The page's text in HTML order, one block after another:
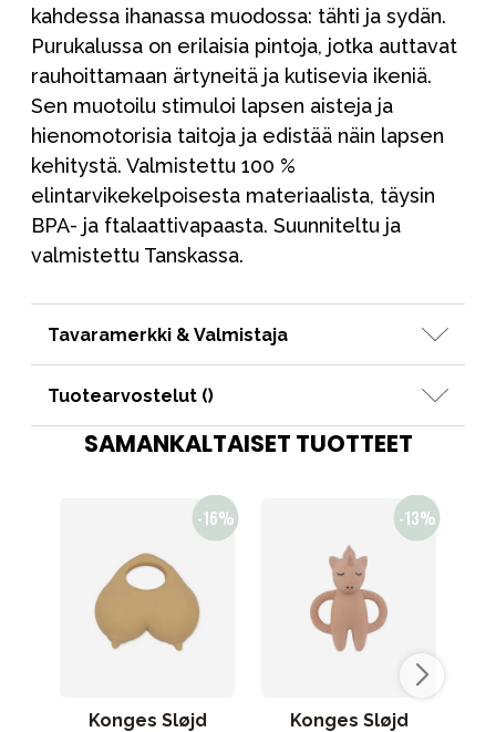
kahdessa ihanassa muodossa: tähti ja sydän.
Purukalussa on erilaisia pintoja, jotka auttavat
rauhoittamaan ärtyneitä ja kutisevia ikeniä.
Sen muotoilu stimuloi lapsen aisteja ja
hienomotorisia taitoja ja edistää näin lapsen
kehitystä. Valmistettu 100 %
elintarvikekelpoisesta materiaalista, täysin
BPA- ja ftalaattivapaasta. Suunniteltu ja
valmistettu Tanskassa.
Tavaramerkki & Valmistaja
Tuotearvostelut ()
SAMANKALTAISET TUOTTEET
Konges Sløjd
Konges Sløjd